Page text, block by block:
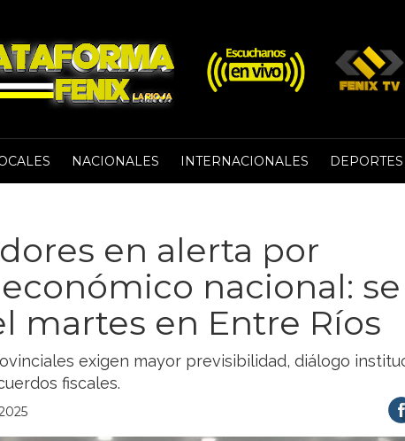
NACIONALES INTERNACIONALES DEPORTES
en alerta por
nacional: se
martes en Entre Ríos
exigen mayor previsibilidad, diálogo
fiscales.